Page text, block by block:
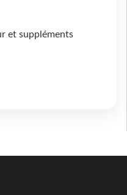
et suppléments